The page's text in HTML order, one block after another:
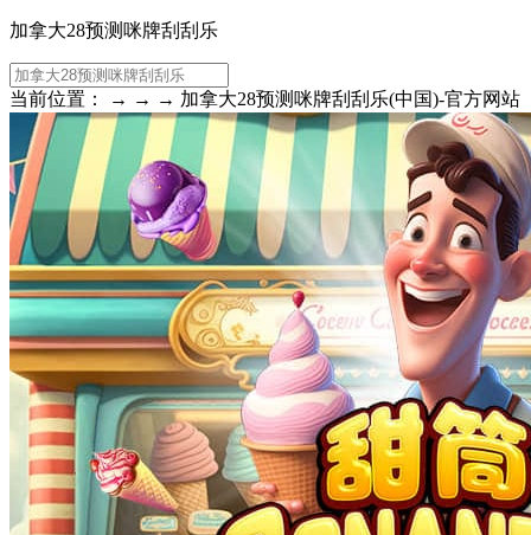
加拿大28预测咪牌刮刮乐
当前位置： → → → 加拿大28预测咪牌刮刮乐(中国)-官方网站